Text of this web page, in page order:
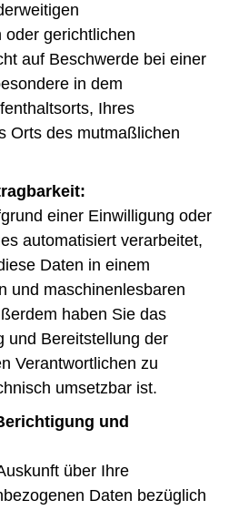
gerichtlichen
auf Beschwerde bei einer
in dem
Ihres
Orts des mutmaßlichen
einer Einwilligung oder
automatisiert verarbeitet,
Daten in einem
und maschinenlesbaren
haben Sie das
und Bereitstellung der
Verantwortlichen zu
umsetzbar ist.
und
über Ihre
Daten bezüglich